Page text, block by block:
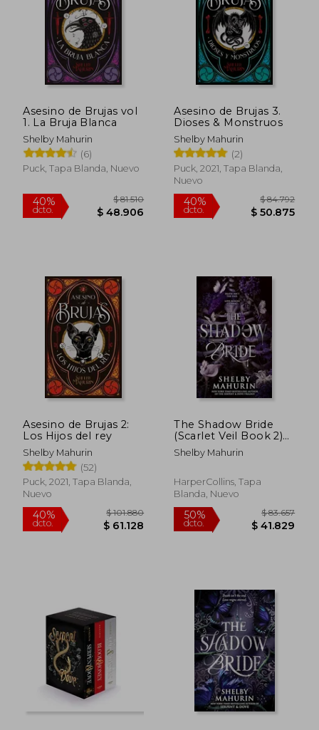
50%
dcto. $ 46.267
50%
dcto.
Asesino de Brujas vol
1. La Bruja Blanca
Shelby Mahurin
(6)
Puck, Tapa Blanda, Nuevo
Asesino de Brujas 3.
Dioses & Monstruos
Shelby Mahurin
(2)
Puck, 2021, Tapa Blanda,
Nuevo
Asesino de Brujas 2:
Los Hijos del rey
Shelby Mahurin
(52)
Puck, 2021, Tapa Blanda,
Nuevo
The Shadow Bride
(Scarlet Veil Book 2)
(en Inglés)
Shelby Mahurin
HarperCollins, Tapa
Blanda, Nuevo